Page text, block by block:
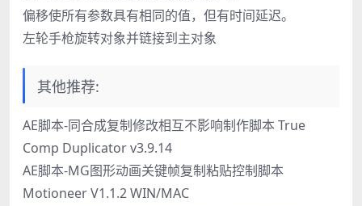
偏移使所有参数具有相同的值，但有时间延迟。
左轮手枪旋转对象并链接到主对象
其他推荐:
AE脚本-同合成复制修改相互不影响制作脚本 True
Comp Duplicator v3.9.14
AE脚本-MG图形动画关键帧复制粘贴控制脚本
Motioneer V1.1.2 WIN/MAC